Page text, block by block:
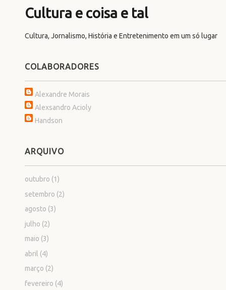
Cultura e coisa e tal
Cultura, Jornalismo, História e Entretenimento em um só lugar
COLABORADORES
Alexandre Morais
Alexsandro Acioly
Handson
ARQUIVO
outubro (1)
setembro (2)
agosto (3)
julho (2)
maio (3)
abril (4)
março (2)
fevereiro (4)